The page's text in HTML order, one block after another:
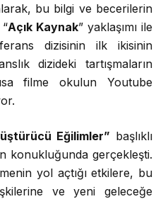
bu bilgi ve becerilerin
Açık Kaynak” yaklaşımı ile
dizisinin ilk ikisinin
dizideki tartışmaların
filme okulun Youtube
Eğilimler” başlıklı
konukluğunda gerçekleşti.
yol açtığı etkilere, bu
ve yeni geleceğe